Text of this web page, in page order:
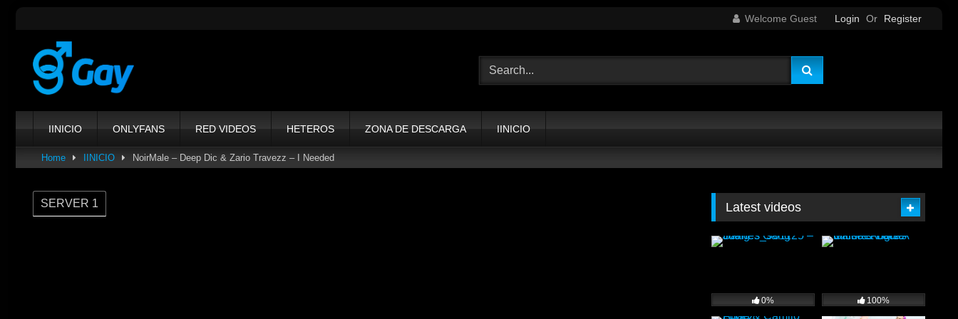
content
Welcome Guest Login Or Register
IINICIO ONLYFANS RED VIDEOS HETEROS ZONA DE DESCARGA IINICIO
Home IINICIO NoirMale – Deep Dic & Zario Travezz – I Needed
SERVER 1 Latest videos
0% 100%